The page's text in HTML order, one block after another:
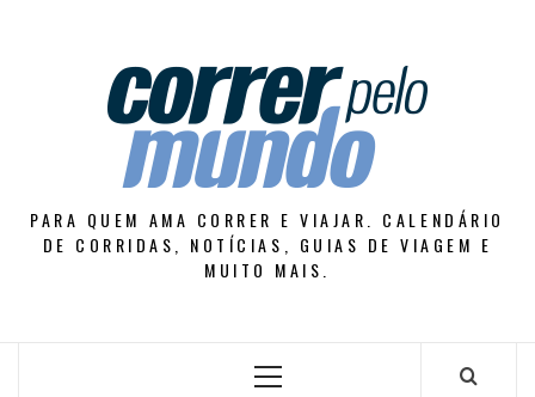
PARA QUEM AMA CORRER E VIAJAR. CALENDÁRIO
DE CORRIDAS, NOTÍCIAS, GUIAS DE VIAGEM E
MUITO MAIS.
Primary